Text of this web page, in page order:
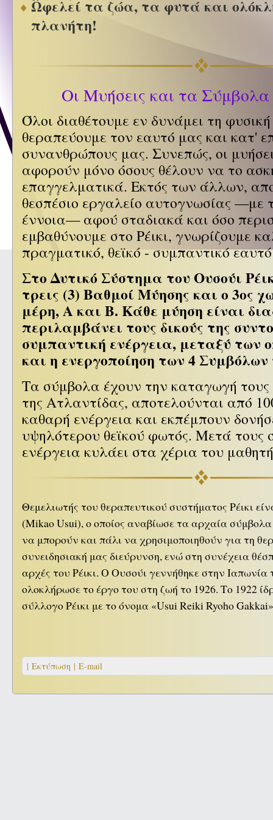
Ωφελεί τα ζώα, τα φυτά και
πλανήτη!
Οι Μυήσεις και τα Σύμβολα
Όλοι διαθέτουμε εν δυνάμει τη
θεραπεύουμε τον εαυτό μας και κατ'
συνανθρώπους μας. Συνεπώς, οι
αφορούν μόνο όσους θέλουν να το
επαγγελματικά. Εκτός των άλλων,
θεσπέσιο εργαλείο αυτογνωσίας —με
έννοια— αφού σταδιακά και όσο
εμβαθύνουμε στο Ρέικι, γνωρίζουμε
πραγματικό, θεϊκό - συμπαντικό
Στο Δυτικό Σύστημα του Ουσούι
τρεις (3) Βαθμοί Μύησης και ο 3ος
μέρη, Α και Β. Κάθε μύηση είναι
περιλαμβάνει τους δικούς της
συμπαντική ενέργεια, μεταξύ των
και η ενεργοποίηση των 4 Συμβόλων
Τα σύμβολα έχουν την καταγωγή
της Ατλαντίδας, αποτελούνται από
καθαρή ενέργεια και εκπέμπουν
υψηλότερου θεϊκού φωτός. Μετά τους
ενέργεια κυλάει στα χέρια του
Θεμελιωτής του θεραπευτικού συστήματος Ρέικι
(Mikao Usui), ο οποίος αναβίωσε τα αρχαία
να μπορούν και πάλι να χρησιμοποιηθούν για τη
συνειδησιακή μας διεύρυνση, ενώ στη συνέχεια
αρχές του Ρέικι. Ο Ουσούι γεννήθηκε στην Ιαπωνία
ολοκλήρωσε το έργο του στη ζωή το 1926. Το 1922
σύλλογο Ρέικι με το όνομα «Usui Reiki Ryoho
| Εκτύπωση | E-mail